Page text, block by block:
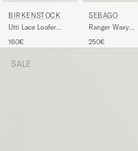
BIRKENSTOCK
Utti Lace Loafer
160€
SEBAGO
Ranger Waxy
Black
250€
SALE